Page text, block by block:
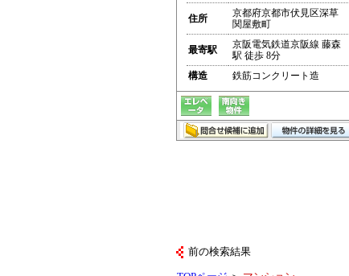
住所
京都府京都市伏見区深草
関屋敷町
最寄駅
京阪電気鉄道京阪線 藤森
駅 徒歩 8分
構造
鉄筋コンクリート造
前の検索結果